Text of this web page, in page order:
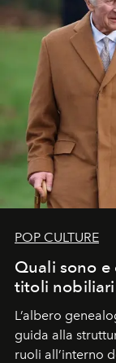
POP CULTURE
Quali sono
titoli nobiliari
L’albero
guida alla
ruoli all’interno